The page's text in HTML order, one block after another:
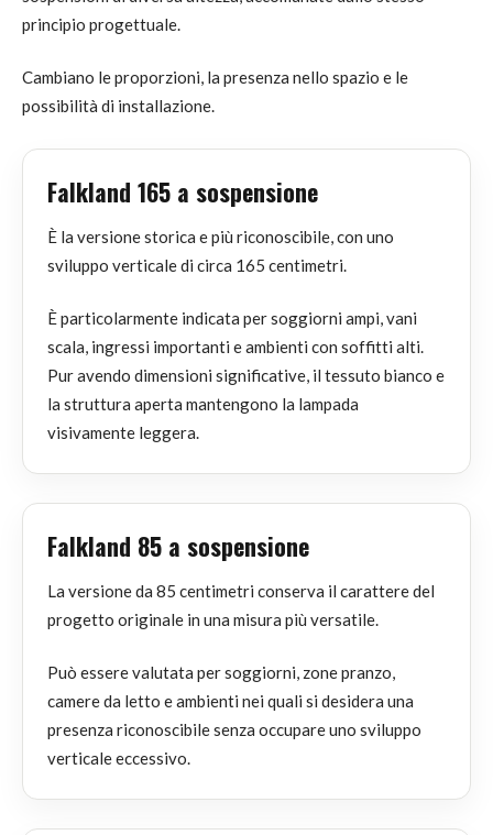
principio progettuale.
Cambiano le proporzioni, la presenza nello spazio e le
possibilità di installazione.
Falkland 165 a sospensione
È la versione storica e più riconoscibile, con uno
sviluppo verticale di circa 165 centimetri.
È particolarmente indicata per soggiorni ampi, vani
scala, ingressi importanti e ambienti con soffitti alti.
Pur avendo dimensioni significative, il tessuto bianco e
la struttura aperta mantengono la lampada
visivamente leggera.
Falkland 85 a sospensione
La versione da 85 centimetri conserva il carattere del
progetto originale in una misura più versatile.
Può essere valutata per soggiorni, zone pranzo,
camere da letto e ambienti nei quali si desidera una
presenza riconoscibile senza occupare uno sviluppo
verticale eccessivo.